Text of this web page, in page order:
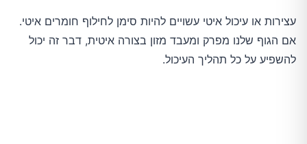
עצירות או עיכול איטי עשויים להיות סימן לחילוף חומרים איטי.
אם הגוף שלנו מפרק ומעבד מזון בצורה איטית, דבר זה יכול
להשפיע על כל תהליך העיכול.